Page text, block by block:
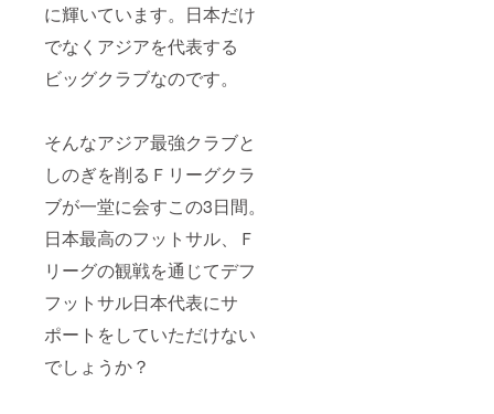
に輝いています。日本だけ
でなくアジアを代表する
ビッグクラブなのです。
そんなアジア最強クラブと
しのぎを削るＦリーグクラ
ブが一堂に会すこの3日間。
日本最高のフットサル、Ｆ
リーグの観戦を通じてデフ
フットサル日本代表にサ
ポートをしていただけない
でしょうか？